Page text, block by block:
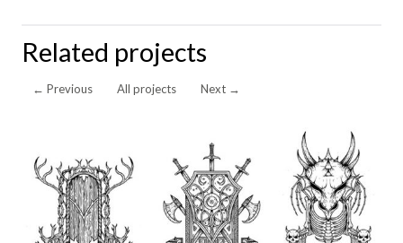
Related projects
← Previous All projects Next →